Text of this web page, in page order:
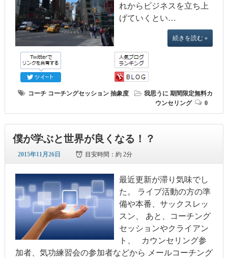
れからビジネスを立ち上
げていくとい…
続きを読む »
コーチ コーチングセッション 抽象度 我思うに 期間限定無料カ
ウンセリング
0
僕が学ぶと世界が良くなる！？
2015年11月26日 目安時間：約 2分
最近更新が滞り気味でし
た。 ライブ活動の方の準
備や本番、サックスレッ
スン、 あと、コーチング
セッションやクライアン
ト、 カウンセリング参
加者、気功練習会の参加者などから メールコーチング